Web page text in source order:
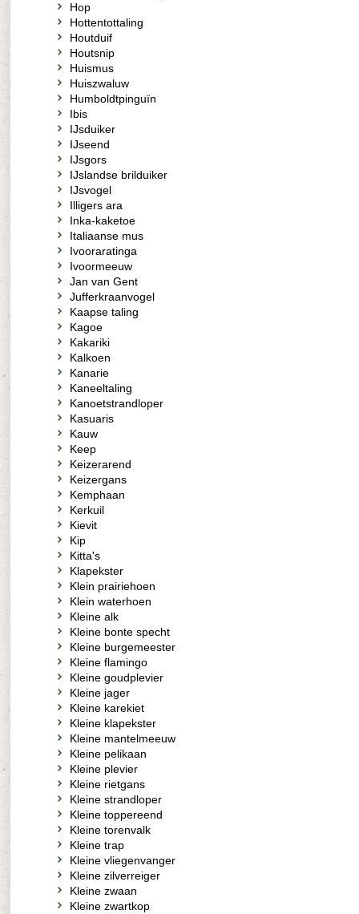
Hop
Hottentottaling
Houtduif
Houtsnip
Huismus
Huiszwaluw
Humboldtpinguïn
Ibis
IJsduiker
IJseend
IJsgors
IJslandse brilduiker
IJsvogel
Illigers ara
Inka-kaketoe
Italiaanse mus
Ivooraratinga
Ivoormeeuw
Jan van Gent
Jufferkraanvogel
Kaapse taling
Kagoe
Kakariki
Kalkoen
Kanarie
Kaneeltaling
Kanoetstrandloper
Kasuaris
Kauw
Keep
Keizerarend
Keizergans
Kemphaan
Kerkuil
Kievit
Kip
Kitta's
Klapekster
Klein prairiehoen
Klein waterhoen
Kleine alk
Kleine bonte specht
Kleine burgemeester
Kleine flamingo
Kleine goudplevier
Kleine jager
Kleine karekiet
Kleine klapekster
Kleine mantelmeeuw
Kleine pelikaan
Kleine plevier
Kleine rietgans
Kleine strandloper
Kleine toppereend
Kleine torenvalk
Kleine trap
Kleine vliegenvanger
Kleine zilverreiger
Kleine zwaan
Kleine zwartkop